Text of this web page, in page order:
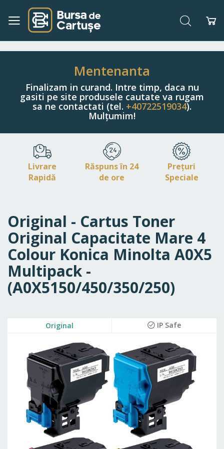
Navigați
Conținut
Căutare
Mentenanta
Finalizam in curand. Intre timp, daca nu
gasiti pe site produsele cautate va rugam
sa ne contactati (tel. +40722519034).
Mulțumim!
Livrare
Rapidă
Răspuns în 24
de ore
Prețuri
Speciale
Original - Cartus Toner
Original Capacitate Mare 4
Colour Konica Minolta A0X5
Multipack -
(A0X5150/450/350/250)
images
Original IP Safe